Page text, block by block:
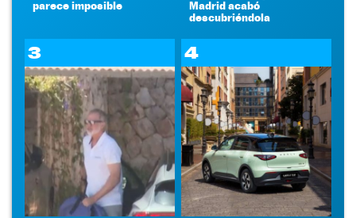
parece imposible
Madrid acabó
descubriéndola
3 4